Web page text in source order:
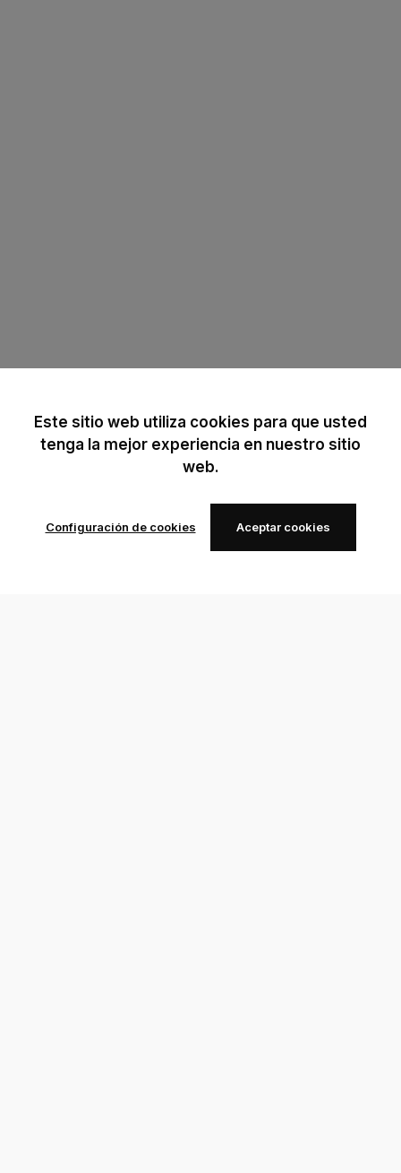
Este sitio web utiliza cookies para que usted
tenga la mejor experiencia en nuestro sitio
web.
Configuración de cookies Aceptar cookies